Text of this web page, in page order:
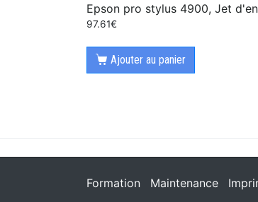
Epson pro stylus 4900, Jet
97.61€
Ajouter au panier
Formation Maintenance